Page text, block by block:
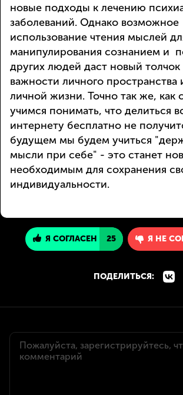
новые подходы к лечению
заболеваний. Однако возможное
использование чтения мыслей
манипулирования сознанием и
других людей даст новый
важности личного пространства
личной жизни. Точно так же, как
учимся понимать, что делиться
интернету бесплатно не
будущем мы будем учиться
мысли при себе" - это станет
необходимым для сохранения
индивидуальности.
Я СОГЛАСЕН 25 Я НЕ
ПОДЕЛИТЬСЯ: